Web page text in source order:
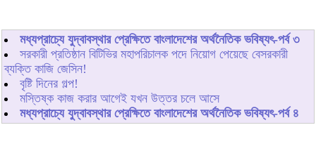
মধ্যপ্রাচ্যে যুদ্বাবস্থার প্রেক্ষিতে বাংলাদেশের অর্থনৈতিক ভবিষ্যৎ-পর্ব ৩
সরকারী প্রতিষ্ঠান বিটিভির মহাপরিচালক পদে নিয়োগ পেয়েছে বেসরকারী
ব্যক্তি কাজি জেসিন!
বৃষ্টি দিনের গল্প!
মস্তিষ্ক কাজ করার আগেই যখন উত্তর চলে আসে
মধ্যপ্রাচ্যে যুদ্বাবস্থার প্রেক্ষিতে বাংলাদেশের অর্থনৈতিক ভবিষ্যৎ-পর্ব ৪